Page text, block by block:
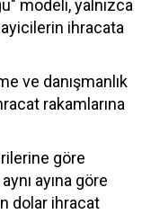
modeli, yalnızca
ihracata
ve danışmanlık
rakamlarına
göre
ayına göre
dolar ihracat